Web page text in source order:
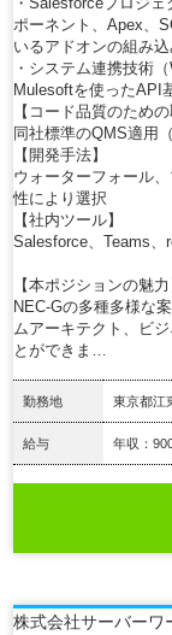
ポーネント、Apex、
いるアドオンの組み込
・システム連携技術
Mulesoftを使ったAPI
【コード品質のための
同社標準のQMS適用
【開発手法】
ウォーターフォール
性により選択
【社内ツール】
Salesforce、Teams、
【本ポジションの魅力
NEC-Gの多種多様な
ムアーキテクト、ビ
とができま…
勤務地 東京都江
給与 年収：
株式会社サーバーワ